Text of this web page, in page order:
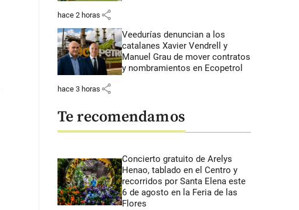
hace 2 horas share
Veedurías denuncian a los
catalanes Xavier Vendrell y
Manuel Grau de mover contratos
y nombramientos en Ecopetrol
hace 3 horas share
Te recomendamos
Concierto gratuito de Arelys
Henao, tablado en el Centro y
recorridos por Santa Elena este
6 de agosto en la Feria de las
Flores